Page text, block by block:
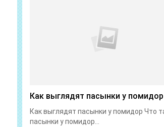
Как выглядят пасынки у помидор
Как выглядят пасынки у помидор Что
пасынки у помидор...